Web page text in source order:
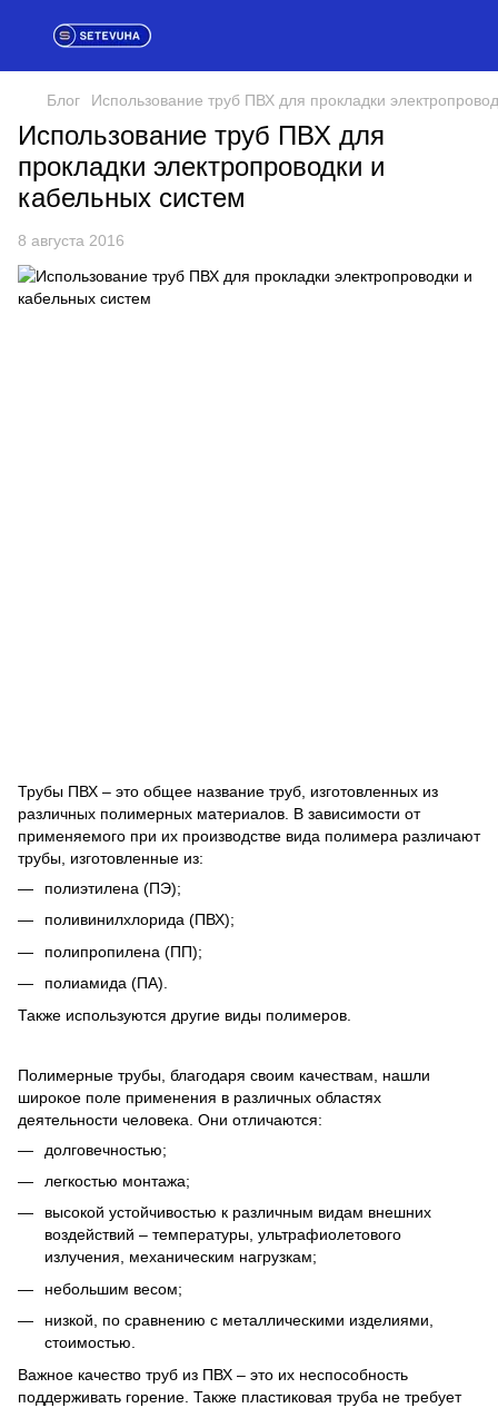
Блог Использование труб ПВХ для прокладки
Использование труб ПВХ для
прокладки электропроводки и
кабельных систем
8 августа 2016
Трубы ПВХ – это общее название труб, изготовленных из
различных полимерных материалов. В зависимости от
применяемого при их производстве вида полимера различают
трубы, изготовленные из:
полиэтилена (ПЭ);
поливинилхлорида (ПВХ);
полипропилена (ПП);
полиамида (ПА).
Также используются другие виды полимеров.
Полимерные трубы, благодаря своим качествам, нашли
широкое поле применения в различных областях
деятельности человека. Они отличаются:
долговечностью;
легкостью монтажа;
высокой устойчивостью к различным видам внешних
воздействий – температуры, ультрафиолетового
излучения, механическим нагрузкам;
небольшим весом;
низкой, по сравнению с металлическими изделиями,
стоимостью.
Важное качество труб из ПВХ – это их неспособность
поддерживать горение. Также пластиковая труба не требует